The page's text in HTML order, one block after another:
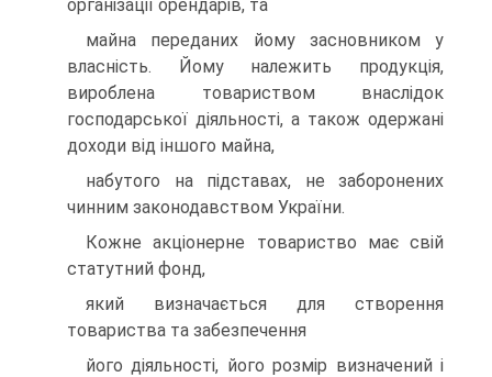
органiзацiї орендарiв, та
майна переданих йому засновником у
власнiсть. Йому належить продукцiя,
вироблена товариством внаслiдок
господарської дiяльностi, а також одержанi
доходи вiд iншого майна,
набутого на пiдставах, не заборонених
чинним законодавством України.
Кожне акцiонерне товариство має свiй
статутний фонд,
який визначається для створення
товариства та забезпечення
його дiяльностi, його розмiр визначений i